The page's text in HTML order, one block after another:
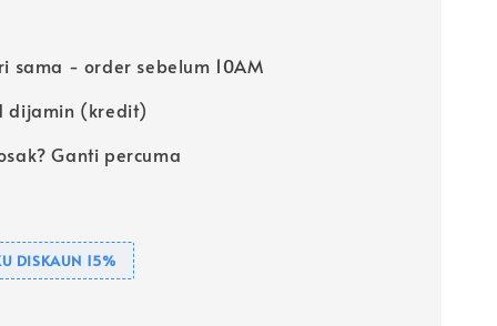
sama - order sebelum 10AM
dijamin (kredit)
Ganti percuma
DISKAUN 15%